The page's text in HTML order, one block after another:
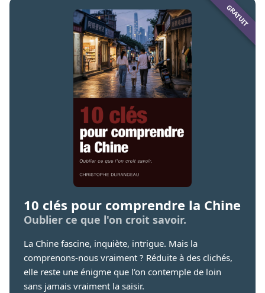
10 clés pour comprendre la Chine
Oublier ce que l'on croit savoir.
La Chine fascine, inquiète, intrigue. Mais la
comprenons-nous vraiment ? Réduite à des clichés,
elle reste une énigme que l’on contemple de loin
sans jamais vraiment la saisir.